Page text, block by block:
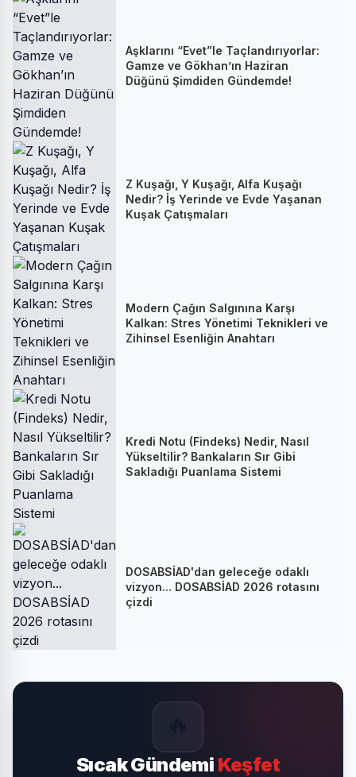
Aşklarını “Evet”le Taçlandırıyorlar:
Gamze ve Gökhan’ın Haziran
Düğünü Şimdiden Gündemde!
Z Kuşağı, Y Kuşağı, Alfa Kuşağı
Nedir? İş Yerinde ve Evde Yaşanan
Kuşak Çatışmaları
Modern Çağın Salgınına Karşı
Kalkan: Stres Yönetimi Teknikleri ve
Zihinsel Esenliğin Anahtarı
Kredi Notu (Findeks) Nedir, Nasıl
Yükseltilir? Bankaların Sır Gibi
Sakladığı Puanlama Sistemi
DOSABSİAD'dan geleceğe odaklı
vizyon... DOSABSİAD 2026 rotasını
çizdi
Sıcak Gündemi Keşfet